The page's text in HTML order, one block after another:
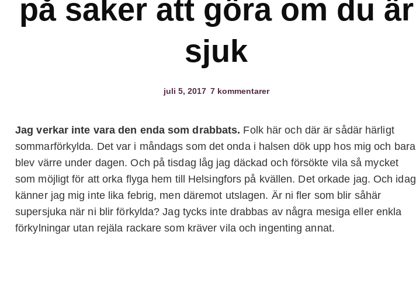
på saker att göra om du är
sjuk
juli 5, 2017 7 kommentarer
Jag verkar inte vara den enda som drabbats. Folk här och där är sådär härligt
sommarförkylda. Det var i måndags som det onda i halsen dök upp hos mig och bara
blev värre under dagen. Och på tisdag låg jag däckad och försökte vila så mycket
som möjligt för att orka flyga hem till Helsingfors på kvällen. Det orkade jag. Och idag
känner jag mig inte lika febrig, men däremot utslagen. Är ni fler som blir såhär
supersjuka när ni blir förkylda? Jag tycks inte drabbas av några mesiga eller enkla
förkylningar utan rejäla rackare som kräver vila och ingenting annat.